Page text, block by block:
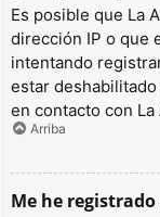
Es posible que La
dirección IP o que
intentando
estar
en contacto con
Arriba
Me he